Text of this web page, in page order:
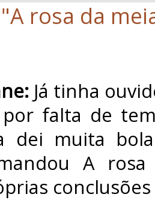
rosa da
Já tinha
por falta de
dei muita
A